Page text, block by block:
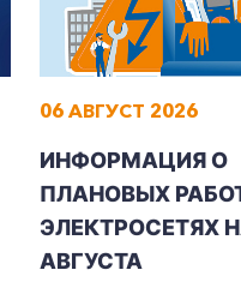
06 АВГУСТ 2026
ИНФОРМАЦИЯ О
ПЛАНОВЫХ
ЭЛЕКТРОСЕТЯХ
АВГУСТА